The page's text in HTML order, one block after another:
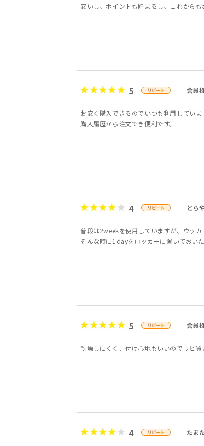
安いし、ポイントも貯まるし、これからも
5 会員
お安く購入できるのでいつも利用していま
購入履歴から注文でき便利です。
4 とら
普段は2weekを使用していますが、ウッカ
そんな時に1dayをロッカーに置いておい
5 会員
乾燥しにくく、付け心地もいいのでリピ買
4 たま